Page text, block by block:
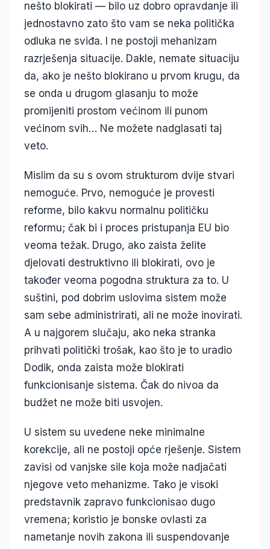
nešto blokirati — bilo uz dobro opravdanje ili
jednostavno zato što vam se neka politička
odluka ne sviđa. I ne postoji mehanizam
razrješenja situacije. Dakle, nemate situaciju
da, ako je nešto blokirano u prvom krugu, da
se onda u drugom glasanju to može
promijeniti prostom većinom ili punom
većinom svih… Ne možete nadglasati taj
veto.
Mislim da su s ovom strukturom dvije stvari
nemoguće. Prvo, nemoguće je provesti
reforme, bilo kakvu normalnu političku
reformu; čak bi i proces pristupanja EU bio
veoma težak. Drugo, ako zaista želite
djelovati destruktivno ili blokirati, ovo je
također veoma pogodna struktura za to. U
suštini, pod dobrim uslovima sistem može
sam sebe administrirati, ali ne može inovirati.
A u najgorem slučaju, ako neka stranka
prihvati politički trošak, kao što je to uradio
Dodik, onda zaista može blokirati
funkcionisanje sistema. Čak do nivoa da
budžet ne može biti usvojen.
U sistem su uvedene neke minimalne
korekcije, ali ne postoji opće rješenje. Sistem
zavisi od vanjske sile koja može nadjačati
njegove veto mehanizme. Tako je visoki
predstavnik zapravo funkcionisao dugo
vremena; koristio je bonske ovlasti za
nametanje novih zakona ili suspendovanje